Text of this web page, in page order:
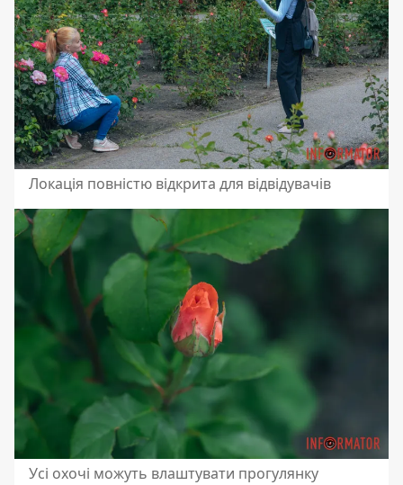
Локація повністю відкрита для відвідувачів
Усі охочі можуть влаштувати прогулянку